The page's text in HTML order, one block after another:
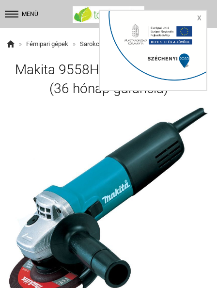
MENÜ  
 » Fémipari gépek » Sarokcsiszolók » 125mm
Makita 9558HNR sarokcsiszoló
(36 hónap garancia)
X